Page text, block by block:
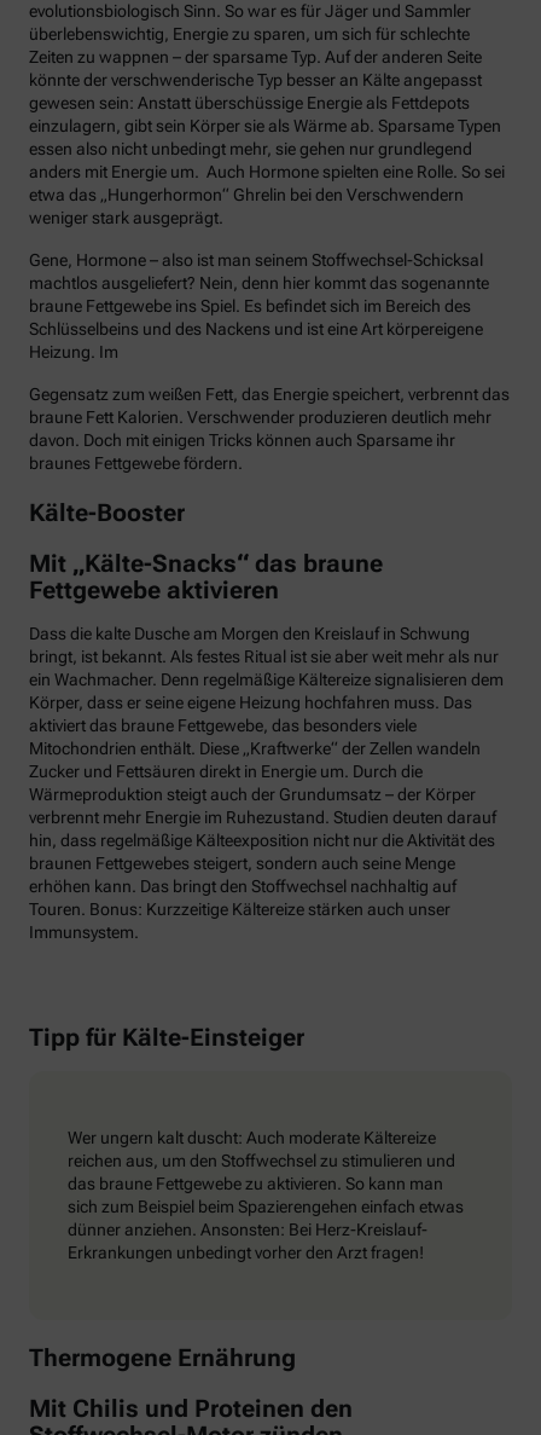
evolutionsbiologisch Sinn. So war es für Jäger und Sammler
überlebenswichtig, Energie zu sparen, um sich für schlechte
Zeiten zu wappnen – der sparsame Typ. Auf der anderen Seite
könnte der verschwenderische Typ besser an Kälte angepasst
gewesen sein: Anstatt überschüssige Energie als Fettdepots
einzulagern, gibt sein Körper sie als Wärme ab. Sparsame Typen
essen also nicht unbedingt mehr, sie gehen nur grundlegend
anders mit Energie um. Auch Hormone spielten eine Rolle. So sei
etwa das „Hungerhormon“ Ghrelin bei den Verschwendern
weniger stark ausgeprägt.
Gene, Hormone – also ist man seinem Stoffwechsel-Schicksal
machtlos ausgeliefert? Nein, denn hier kommt das sogenannte
braune Fettgewebe ins Spiel. Es befindet sich im Bereich des
Schlüsselbeins und des Nackens und ist eine Art körpereigene
Heizung. Im
Gegensatz zum weißen Fett, das Energie speichert, verbrennt das
braune Fett Kalorien. Verschwender produzieren deutlich mehr
davon. Doch mit einigen Tricks können auch Sparsame ihr
braunes Fettgewebe fördern.
Kälte-Booster
Mit „Kälte-Snacks“ das braune
Fettgewebe aktivieren
Dass die kalte Dusche am Morgen den Kreislauf in Schwung
bringt, ist bekannt. Als festes Ritual ist sie aber weit mehr als nur
ein Wachmacher. Denn regelmäßige Kältereize signalisieren dem
Körper, dass er seine eigene Heizung hochfahren muss. Das
aktiviert das braune Fettgewebe, das besonders viele
Mitochondrien enthält. Diese „Kraftwerke“ der Zellen wandeln
Zucker und Fettsäuren direkt in Energie um. Durch die
Wärmeproduktion steigt auch der Grundumsatz – der Körper
verbrennt mehr Energie im Ruhezustand. Studien deuten darauf
hin, dass regelmäßige Kälteexposition nicht nur die Aktivität des
braunen Fettgewebes steigert, sondern auch seine Menge
erhöhen kann. Das bringt den Stoffwechsel nachhaltig auf
Touren. Bonus: Kurzzeitige Kältereize stärken auch unser
Immunsystem.
Tipp für Kälte-Einsteiger
Wer ungern kalt duscht: Auch moderate Kältereize
reichen aus, um den Stoffwechsel zu stimulieren und
das braune Fettgewebe zu aktivieren. So kann man
sich zum Beispiel beim Spazierengehen einfach etwas
dünner anziehen. Ansonsten: Bei Herz-Kreislauf-
Erkrankungen unbedingt vorher den Arzt fragen!
Thermogene Ernährung
Mit Chilis und Proteinen den